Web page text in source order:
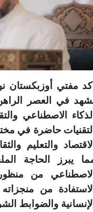
مفتي أوزبكستان
في العصر
الاصطناعي
حاضرة في
والتعليم
يبرز الحاجة
من
من
والضوابط